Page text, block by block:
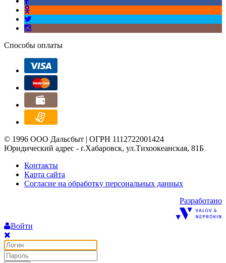
Способы оплаты
© 1996 ООО Дальсбыт | ОГРН 1112722001424
Юридический адрес - г.Хабаровск, ул.Тихоокеанская, 81Б
Контакты
Карта сайта
Согласие на обработку персональных данных
Разработано
Войти